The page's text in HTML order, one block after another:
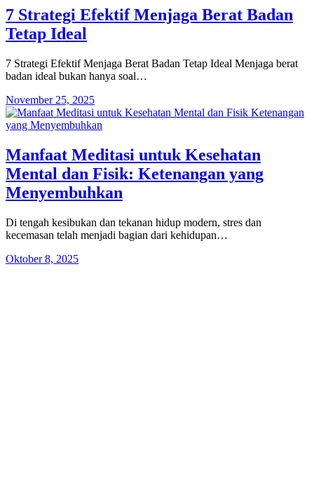
7 Strategi Efektif Menjaga Berat Badan
Tetap Ideal
7 Strategi Efektif Menjaga Berat Badan Tetap Ideal Menjaga berat
badan ideal bukan hanya soal…
November 25, 2025
Manfaat Meditasi untuk Kesehatan
Mental dan Fisik: Ketenangan yang
Menyembuhkan
Di tengah kesibukan dan tekanan hidup modern, stres dan
kecemasan telah menjadi bagian dari kehidupan…
Oktober 8, 2025